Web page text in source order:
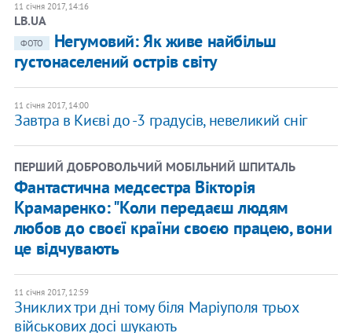
11 січня 2017, 14:16
LB.UA
ФОТО
Негумовий: Як живе найбільш
густонаселений острів світу
11 січня 2017, 14:00
Завтра в Києві до -3 градусів, невеликий сніг
ПЕРШИЙ ДОБРОВОЛЬЧИЙ МОБІЛЬНИЙ ШПИТАЛЬ
Фантастична медсестра Вікторія
Крамаренко: "Коли передаєш людям
любов до своєї країни своєю працею, вони
це відчувають
11 січня 2017, 12:59
Зниклих три дні тому біля Маріуполя трьох
військових досі шукають